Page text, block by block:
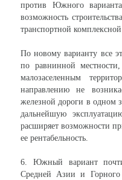
против Южного
возможность
транспортной
По новому варианту все
по равнинной
малозаселенным
направлению не
железной дороги в одном
дальнейшую
расширяет возможности
ее рентабельность.
6. Южный вариант почти
Средней Азии и Горного